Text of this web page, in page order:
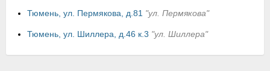
Тюмень, ул. Пермякова, д.81 "ул. Пермякова"
Тюмень, ул. Шиллера, д.46 к.3 "ул. Шиллера"